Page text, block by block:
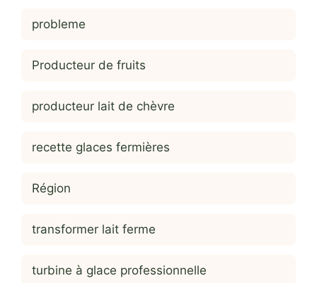
probleme
Producteur de fruits
producteur lait de chèvre
recette glaces fermières
Région
transformer lait ferme
turbine à glace professionnelle